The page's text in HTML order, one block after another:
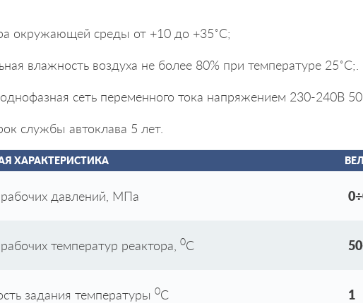
окружающей среды от +10 до +35˚С;
влажность воздуха не более 80% при температуре 25˚С;.
сеть переменного тока напряжением 230-240В
службы автоклава 5 лет.
ХАРАКТЕРИСТИКА
давлений, МПа
температур реактора, 0С
задания температуры 0С 1